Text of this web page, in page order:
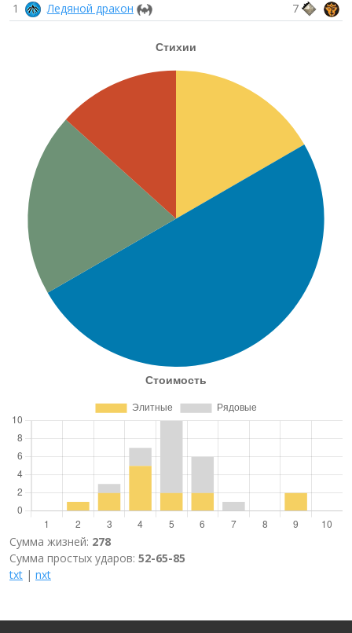
1
Ледяной дракон 7
Сумма жизней: 278
Сумма простых ударов: 52-65-85
txt | nxt